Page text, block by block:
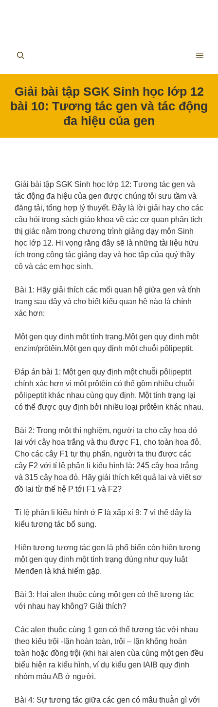
Giải bài tập SGK Sinh học lớp 12
bài 10: Tương tác gen và tác động
đa hiệu của gen
Giải bài tập SGK Sinh học lớp 12: Tương tác gen và
tác động đa hiệu của gen được chúng tôi sưu tầm và
đăng tải, tổng hợp lý thuyết. Đây là lời giải hay cho các
câu hỏi trong sách giáo khoa về các cơ quan phân tích
thị giác nằm trong chương trình giảng dạy môn Sinh
học lớp 12. Hi vọng rằng đây sẽ là những tài liệu hữu
ích trong công tác giảng dạy và học tập của quý thầy
cô và các em học sinh.
Bài 1: Hãy giải thích các mối quan hệ giữa gen và tính
trạng sau đây và cho biết kiểu quan hệ nào là chính
xác hơn:
Một gen quy định một tính trạng.Một gen quy định một
enzim/prôtêin.Một gen quy định một chuỗi pôlipeptit.
Đáp án bài 1: Một gen quy định một chuỗi pôlipeptit
chính xác hơn vì một prôtêin có thể gồm nhiều chuỗi
pôlipeptit khác nhau cùng quy định. Một tính trạng lại
có thể được quy định bởi nhiều loại prôtêin khác nhau.
Bài 2: Trong một thí nghiệm, người ta cho cây hoa đỏ
lai với cây hoa trắng và thu được F1, cho toàn hoa đỏ.
Cho các cây F1 tự thụ phấn, người ta thu được các
cây F2 với tỉ lệ phân li kiểu hình là: 245 cây hoa trắng
và 315 cây hoa đỏ. Hãy giải thích kết quả lai và viết sơ
đồ lai từ thế hệ P tới F1 và F2?
Tỉ lệ phân li kiểu hình ở F là xấp xỉ 9: 7 vì thế đây là
kiểu tương tác bổ sung.
Hiện tượng tương tác gen là phổ biến còn hiện tượng
một gen quy định một tính trạng đúng như quy luật
Menđen là khá hiếm gặp.
Bài 3: Hai alen thuộc cùng một gen có thể tương tác
với nhau hay không? Giải thích?
Các alen thuộc cùng 1 gen có thể tương tác với nhau
theo kiểu trội -lặn hoàn toàn, trội – lặn không hoàn
toàn hoặc đồng trội (khi hai alen cùa cùng một gen đều
biểu hiện ra kiểu hình, ví dụ kiểu gen IAIB quy định
nhóm máu AB ở người.
Bài 4: Sự tương tác giữa các gen có mâu thuẫn gì với